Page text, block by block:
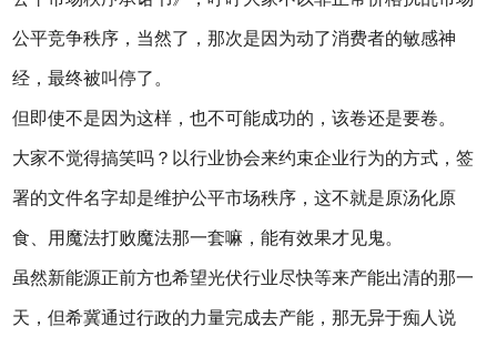
公平竞争秩序，当然了，那次是因为动了消费者的敏感神
经，最终被叫停了。
但即使不是因为这样，也不可能成功的，该卷还是要卷。
大家不觉得搞笑吗？以行业协会来约束企业行为的方式，签
署的文件名字却是维护公平市场秩序，这不就是原汤化原
食、用魔法打败魔法那一套嘛，能有效果才见鬼。
虽然新能源正前方也希望光伏行业尽快等来产能出清的那一
天，但希冀通过行政的力量完成去产能，那无异于痴人说